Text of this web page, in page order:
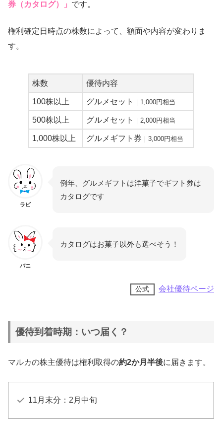
券（カタログ）」 です。
権利確定日時点の株数によって、額面や内容が変わりま
す。
株数 優待内容
100株以上 グルメセット ｜1,000円相当
500株以上 グルメセット ｜2,000円相当
1,000株以上 グルメギフト券 ｜3,000円相当
ラビ
例年、グルメギフトは洋菓子でギフト券は
カタログです
バニ
カタログはお菓子以外も選べそう！
公式 会社優待ページ
優待到着時期：いつ届く？
マルカの株主優待は権利取得の約2か月半後に届きます。
11月末分：2月中旬